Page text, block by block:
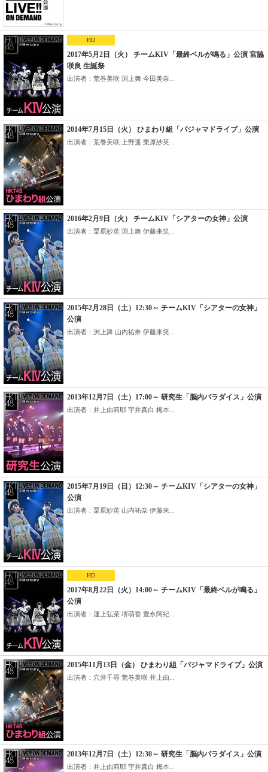
HD
2017年5月2日（火） チームKIV「最終ベルが鳴る」公演 宮脇
咲良 生誕祭
出演者：荒巻美咲 渕上舞 今田美奈...
2014年7月15日（火） ひまわり組「パジャマドライブ」公演
出演者：荒巻美咲 上野遥 栗原紗英...
2016年2月9日（火） チームKIV「シアターの女神」公演
出演者：栗原紗英 渕上舞 伊藤来笑...
2015年2月28日（土）12:30～ チームKIV「シアターの女神」
公演
出演者：渕上舞 山内祐奈 伊藤来笑...
2013年12月7日（土）17:00～ 研究生「脳内パラダイス」公演
出演者：井上由莉耶 宇井真白 梅本...
2015年7月19日（日）12:30～ チームKIV「シアターの女神」
公演
出演者：栗原紗英 山内祐奈 伊藤来...
HD
2017年8月22日（火）14:00～ チームKIV「最終ベルが鳴る」
公演
出演者：運上弘菜 堺萌香 豊永阿紀...
2015年11月13日（金） ひまわり組「パジャマドライブ」公演
出演者：穴井千尋 荒巻美咲 井上由...
2013年12月7日（土）12:30～ 研究生「脳内パラダイス」公演
出演者：井上由莉耶 宇井真白 梅本...